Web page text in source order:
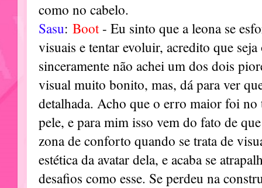
como no cabelo.
Sasu: Boot- Eu sinto que a leona se
visuais e tentar evoluir, acredito que
sinceramente não achei um dos dois
visual muito bonito, mas, dá para ver
detalhada. Acho que o erro maior foi
pele, e para mim isso vem do fato de
zona de conforto quando se trata de
estética da avatar dela, e acaba se
desafios como esse. Se perdeu na